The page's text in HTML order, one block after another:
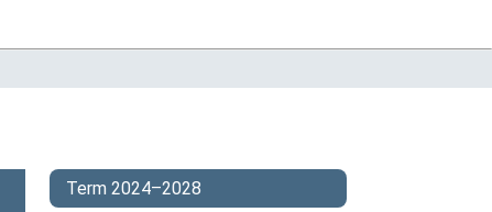
Term 2024–2028